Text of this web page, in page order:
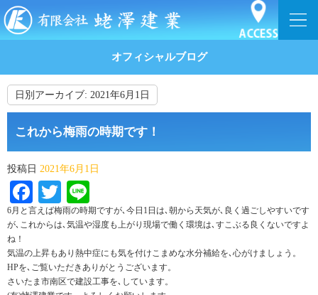
オフィシャルブログ
日別アーカイブ: 2021年6月1日
これから梅雨の時期です！
投稿日 2021年6月1日
Facebook
Twitter
6月と言えば梅雨の時期ですが､今日1日は､朝から天気が､良く過ごしやすいです
が､これからは､気温や湿度も上がり現場で働く環境は､すこぶる良くないですよ
ね！
気温の上昇もあり熱中症にも気を付けこまめな水分補給を､心がけましょう。
HPを､ご覧いただきありがとうございます。
さいたま市南区で建設工事を､しています。